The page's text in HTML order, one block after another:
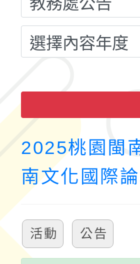
2025桃園閩
南文化國際
活動 公告